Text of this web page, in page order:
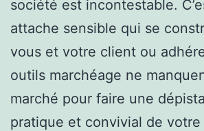
société est incontestable.
attache sensible qui se
vous et votre client ou
outils marchéage ne
marché pour faire une
pratique et convivial de votre